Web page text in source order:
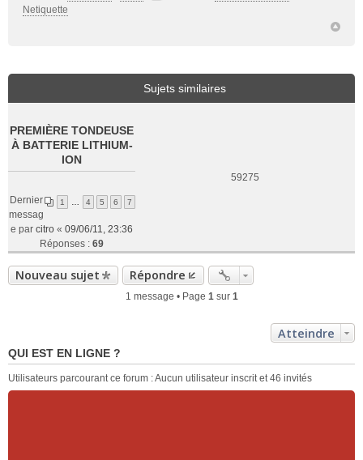
Netiquette
Sujets similaires
PREMIÈRE TONDEUSE
À BATTERIE LITHIUM-
ION
1 4 5 6 7
Dernier
messag
e par citro « 09/06/11, 23:36
Réponses : 69
59275
Nouveau sujet Répondre
1 message • Page 1sur 1
Atteindre
QUI EST EN LIGNE ?
Utilisateurs parcourant ce forum : Aucun utilisateur inscrit et 46 invités